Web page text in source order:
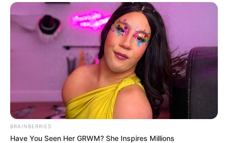
BRAINBERRIES
Have You Seen Her GRWM? She Inspires Millions